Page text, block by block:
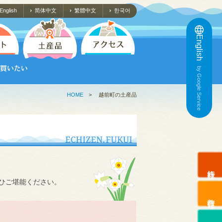
English 简体中文 繁體中文 한국어
English
by Google Service
HOME > 越前町の土産品
堪能ください。